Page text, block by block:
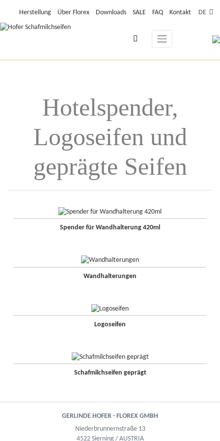
Herstellung Über Florex Downloads SALE FAQ Kontakt DE
Hotelspender,
Logoseifen und
geprägte Seifen
Spender für Wandhalterung 420ml
Wandhalterungen
Logoseifen
Schafmilchseifen geprägt
GERLINDE HOFER - FLOREX GMBH
Niederbrunnernstraße 13
4522 Sierning / AUSTRIA